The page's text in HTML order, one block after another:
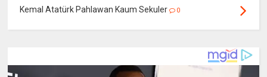
Kemal Atatürk Pahlawan Kaum Sekuler 0